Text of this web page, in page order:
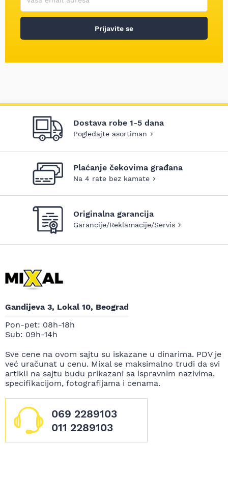
Prijavite se
Dostava robe 1-5 dana
Pogledajte asortiman
Plaćanje čekovima građana
Na 4 rate bez kamate
Originalna garancija
Garancije/Reklamacije/Servis
Gandijeva 3, Lokal 10, Beograd
Pon-pet: 08h-18h
Sub: 09h-14h
Sve cene na ovom sajtu su iskazane u dinarima. PDV je
već uračunat u cenu. Mixal se maksimalno trudi da svi
artikli na sajtu budu prikazani sa ispravnim nazivima,
specifikacijom, fotografijama i cenama.
069 2289103
011 2289103